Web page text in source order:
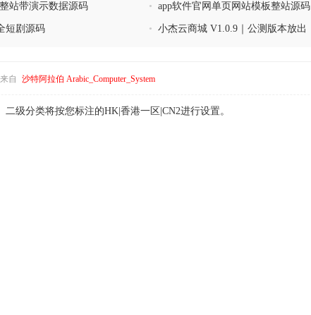
站带演示数据源码 • app软件官网单页网站模板整站源码
短剧源码 • 小杰云商城 V1.0.9｜公测版本放出
来自 沙特阿拉伯 Arabic_Computer_System
级分类将按您标注的HK|香港一区|CN2进行设置。